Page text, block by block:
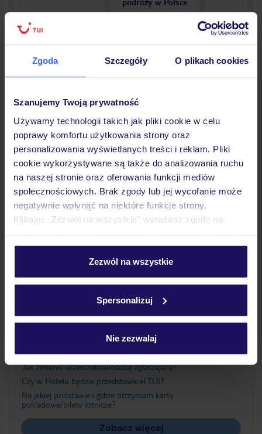
Zgoda Szczegóły O plikach cookies
Szanujemy Twoją prywatność
Używamy technologii takich jak pliki cookie w celu
poprawy komfortu użytkowania strony oraz
personalizowania wyświetlanych treści i reklam. Pliki
cookie wykorzystywane są także do analizowania ruchu
na naszej stronie oraz oferowania funkcji mediów
społecznościowych. Brak zgody lub jej wycofanie może
negatywnie wpłynąć na niektóre funkcje strony.
Klikając „Zezwól na wszystkie” wyrażasz zgodę na
personalizować swój wybór wchodząc w zakładkę
Szczegółowe informacje o plikach cookie znajdziesz
Zezwól na wszystkie
Spersonalizuj
Nie zezwalaj
Hotel
Opinie
Pokoje
Wyżywienie
Ważne informacje
Jak zmienić uczestników/osobę zgłaszającą?
Czy w Hotelu będzie przedstawiciel TUI?
Na jakiej podstawie i gdzie otrzymam karty
pokładowe/bilety lotnicze?
Zobacz więcej